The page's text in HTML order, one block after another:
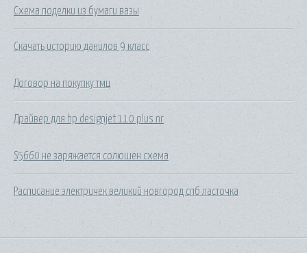
Схема поделки из бумаги вазы
Скачать историю данилов 9 класс
Договор на покупку тмц
Драйвер для hp designjet 110 plus nr
S5660 не заряжается солюшен схема
Расписание электричек великий новгород спб ласточка